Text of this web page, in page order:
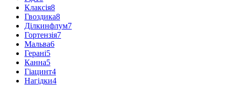
Клаксія8
Гвоздика8
Ділкинфлум7
Гортензія7
Мальва6
Герані5
Канна5
Гіацинт4
Нагідки4